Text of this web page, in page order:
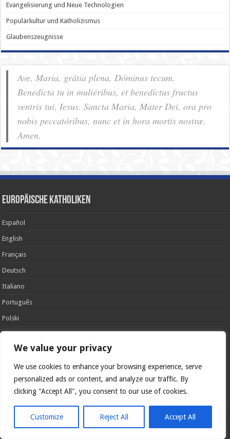
We value your privacy
We use cookies to enhance your browsing experience, serve
personalized ads or content, and analyze our traffic. By
clicking "Accept All", you consent to our use of cookies.
Customize Reject All Accept All
Evangelisierung und Neue Technologien
Populärkultur und Katholizismus
Glaubenszeugnisse
Ave, Maria, grátia plena, Dóminus tecum.
Benedícta tu in muliéribus, et benedíctus fructus
ventris tui, Iesus. Sancta Maria, Mater Dei, ora pro
nobis pec­ca­tóribus, nunc et in hora mortis nostræ.
Amen.
Europäische Katholiken
Español
English
Français
Deutsch
Italiano
Português
Polski
semper et in sǽcula sæculórum. Amen.
Catholicus.eu
Motivationsschreiben
Impressum
Datenschutzrichtlinie